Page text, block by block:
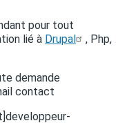
pour tout
lié à Drupal
, Php,
demande
contact